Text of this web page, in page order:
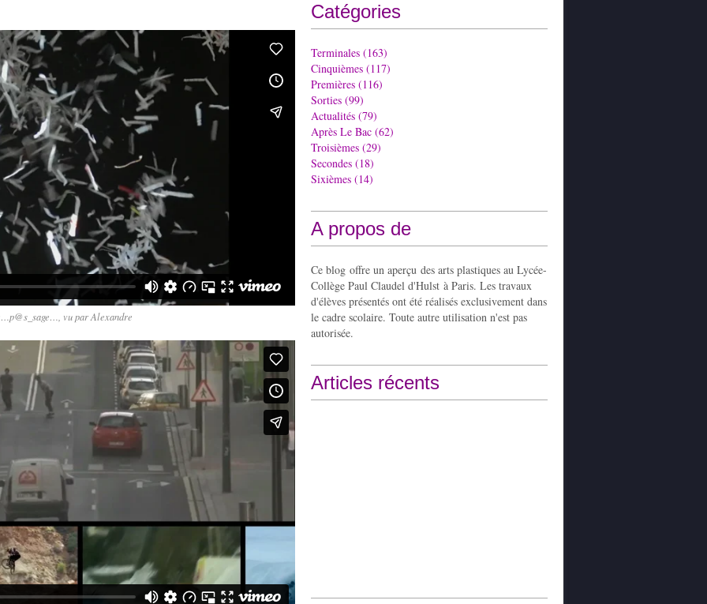
vu par Alexandre
Catégories
Terminales (163)
Cinquièmes (117)
Premières (116)
Sorties (99)
Actualités (79)
Après Le Bac (62)
Troisièmes (29)
Secondes (18)
Sixièmes (14)
A propos de
Ce blog offre un aperçu des arts plastiques au Lycée-
Collège Paul Claudel d'Hulst à Paris. Les travaux
d'élèves présentés ont été réalisés exclusivement dans
le cadre scolaire. Toute autre utilisation n'est pas
autorisée.
Articles récents